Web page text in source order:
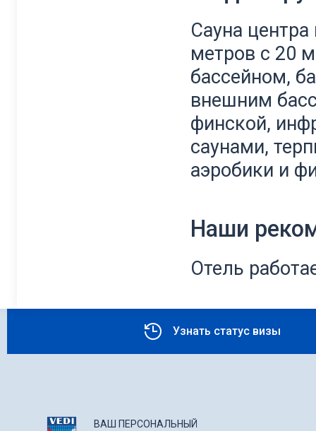
Сауна
метров с 20
бассейном,
внешним
финской,
саунами,
аэробики и
Наши
Отель
Узнать статус визы
ВАШ ПЕРСОНАЛЬНЫЙ